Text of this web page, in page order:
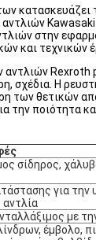
κατασκευάζει
Kawasaki
στην
και τεχνικών
Rexroth
σχέδια. Η
των θετικών
την ποιότητα
σίδηρος,
για την
με
έμβολο,